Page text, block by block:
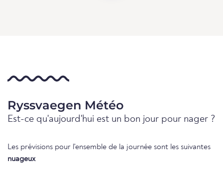
Ryssvaegen Météo
Est-ce qu'aujourd'hui est un bon jour pour nager ?
Les prévisions pour l'ensemble de la journée sont les suivantes
nuageux